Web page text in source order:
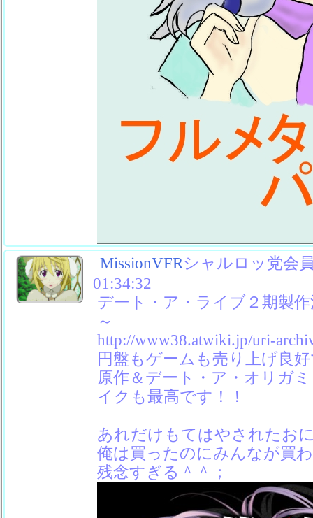
MissionVFRシャルロッ党会
01:34:32
デート・ア・ライブ２期製
～
http://www38.atwiki.jp/uri-
円盤もゲームも売り上げ良
原作＆デート・ア・オリガ
イクも最高です！！
あれだけもてはやされたお
俺は買ったのにみんなが買
残念すぎる＾＾；